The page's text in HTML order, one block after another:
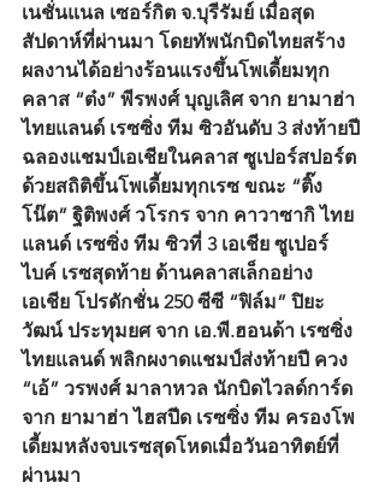
เนชั่นแนล เซอร์กิต จ.บุรีรัมย์ เมื่อสุด
สัปดาห์ที่ผ่านมา โดยทัพนักบิดไทยสร้าง
ผลงานได้อย่างร้อนแรงขึ้นโพเดี้ยมทุก
คลาส “ต๋ง” พีรพงศ์ บุญเลิศ จาก ยามาฮ่า
ไทยแลนด์ เรซซิ่ง ทีม ซิวอันดับ 3 ส่งท้ายปี
ฉลองแชมป์เอเชียในคลาส ซูเปอร์สปอร์ต
ด้วยสถิติขึ้นโพเดี้ยมทุกเรซ ขณะ “ติ๊ง
โน๊ต” ฐิติพงศ์ วโรกร จาก คาวาซากิ ไทย
แลนด์ เรซซิ่ง ทีม ซิวที่ 3 เอเชีย ซูเปอร์
ไบค์ เรซสุดท้าย ด้านคลาสเล็กอย่าง
เอเชีย โปรดักชั่น 250 ซีซี “ฟิล์ม” ปิยะ
วัฒน์ ประทุมยศ จาก เอ.พี.ฮอนด้า เรซซิ่ง
ไทยแลนด์ พลิกผงาดแชมป์ส่งท้ายปี ควง
“เอ้” วรพงศ์ มาลาหวล นักบิดไวลด์การ์ด
จาก ยามาฮ่า ไฮสปีด เรซซิ่ง ทีม ครองโพ
เดี้ยมหลังจบเรซสุดโหดเมื่อวันอาทิตย์ที่
ผ่านมา